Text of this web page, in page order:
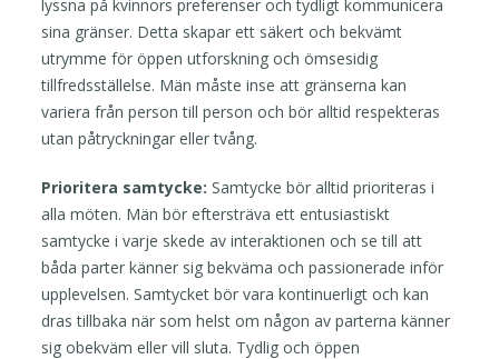
lyssna på kvinnors preferenser och tydligt kommunicera
sina gränser. Detta skapar ett säkert och bekvämt
utrymme för öppen utforskning och ömsesidig
tillfredsställelse. Män måste inse att gränserna kan
variera från person till person och bör alltid respekteras
utan påtryckningar eller tvång.
Prioritera samtycke: Samtycke bör alltid prioriteras i
alla möten. Män bör eftersträva ett entusiastiskt
samtycke i varje skede av interaktionen och se till att
båda parter känner sig bekväma och passionerade inför
upplevelsen. Samtycket bör vara kontinuerligt och kan
dras tillbaka när som helst om någon av parterna känner
sig obekväm eller vill sluta. Tydlig och öppen